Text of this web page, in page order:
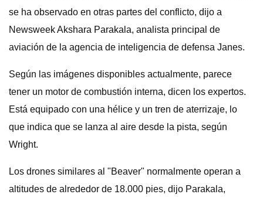
se ha observado en otras partes del conflicto, dijo a
Newsweek Akshara Parakala, analista principal de
aviación de la agencia de inteligencia de defensa Janes.
Según las imágenes disponibles actualmente, parece
tener un motor de combustión interna, dicen los expertos.
Está equipado con una hélice y un tren de aterrizaje, lo
que indica que se lanza al aire desde la pista, según
Wright.
Los drones similares al "Beaver" normalmente operan a
altitudes de alrededor de 18.000 pies, dijo Parakala,